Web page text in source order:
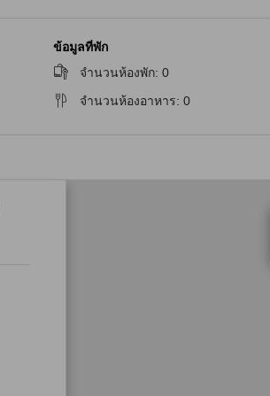
ข้อมูลที่พัก
จำนวนห้องพัก:0
จำนวนห้องอาหาร:0